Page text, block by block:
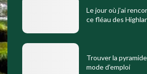
Le jour où j’ai
ce fléau des
Trouver la
mode d’emploi